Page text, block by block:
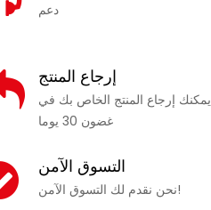
دعم
إرجاع المنتج
يمكنك إرجاع المنتج الخاص بك في
غضون 30 يوما
التسوق الآمن
نحن نقدم لك التسوق الآمن!